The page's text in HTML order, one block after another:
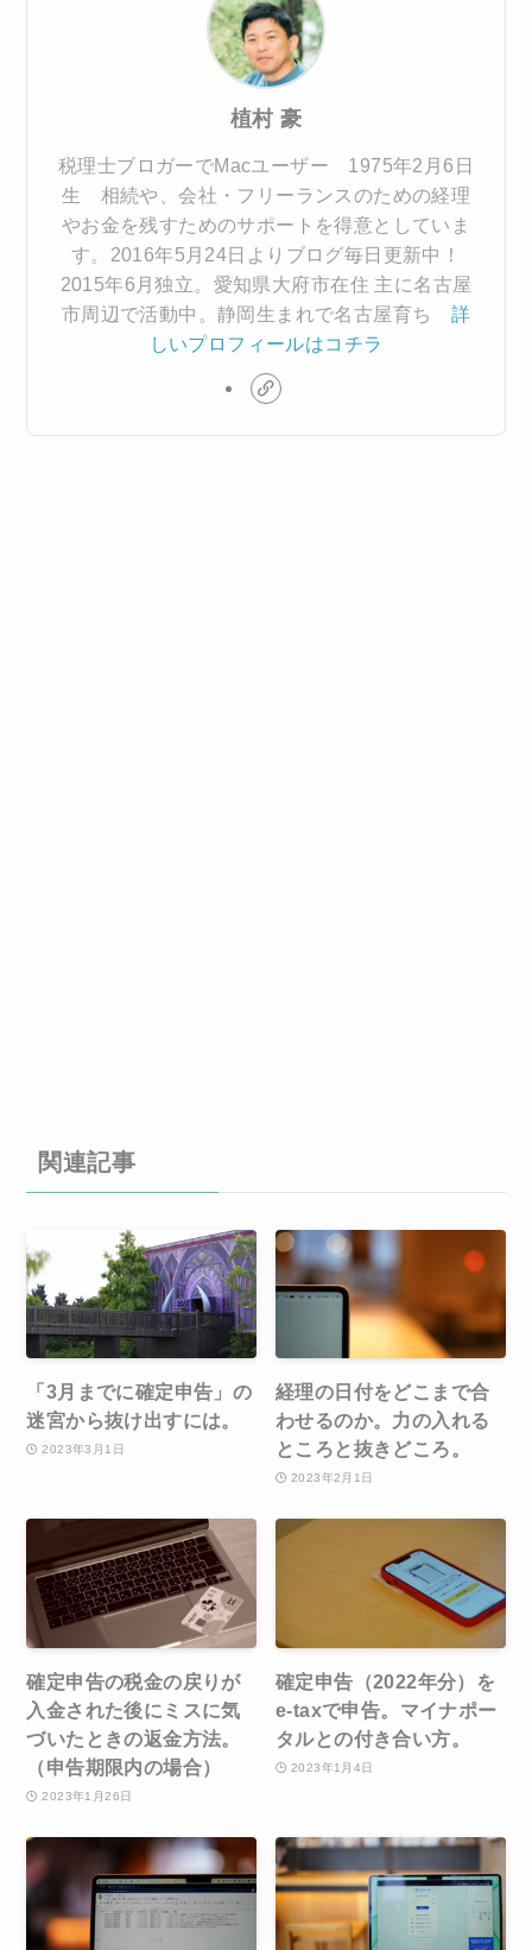
植村 豪
税理士ブロガーでMacユーザー 1975年2月6日
生 相続や、会社・フリーランスのための経理
やお金を残すためのサポートを得意としていま
す。2016年5月24日よりブログ毎日更新中！
2015年6月独立。愛知県大府市在住 主に名古屋
市周辺で活動中。静岡生まれで名古屋育ち 詳
しいプロフィールはコチラ
関連記事
「3月までに確定申告」の
迷宮から抜け出すには。
2023年3月1日
経理の日付をどこまで合
わせるのか。力の入れる
ところと抜きどころ。
2023年2月1日
確定申告の税金の戻りが
入金された後にミスに気
づいたときの返金方法。
（申告期限内の場合）
2023年1月26日
確定申告（2022年分）を
e-taxで申告。マイナポー
タルとの付き合い方。
2023年1月4日